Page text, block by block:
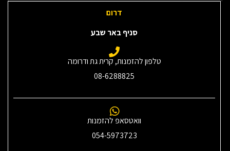
דרום
סניף באר שבע
טלפון להזמנות, קרית גת ודרומה
08-6288825
וואטסאפ להזמנות
054-5973723